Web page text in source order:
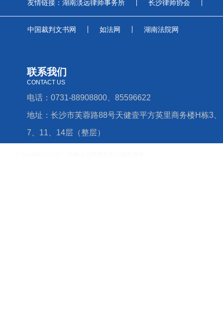
友情链接： 湖南淡远律师事务所 长沙律师协会
中国裁判文书网 如法网 湖南法院网
联系我们
CONTACT US
电话：0731-88908800、85596622
地址：长沙市芙蓉路88号天健壹平方英里商务楼H栋3、
7、11、14层（整层）